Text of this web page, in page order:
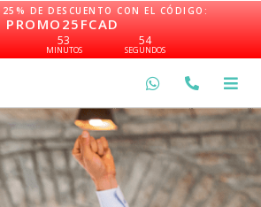
25% DE DESCUENTO CON EL CÓDIGO:
PROMO25FCAD
53
MINUTOS
54
SEGUNDOS